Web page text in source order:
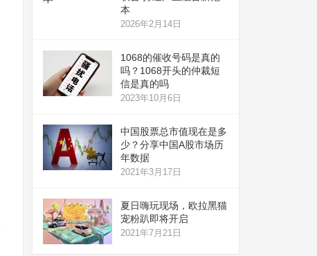
本
2026年2月14日
1068的催收号码是真的
吗？1068开头的仲裁短
信是真的吗
2023年10月6日
中国股票总市值现在是多
少？分享中国A股市场历
年数据
2021年3月17日
夏日嗨玩现场，欧拉黑猫
宠粉趴即将开启
2021年7月21日